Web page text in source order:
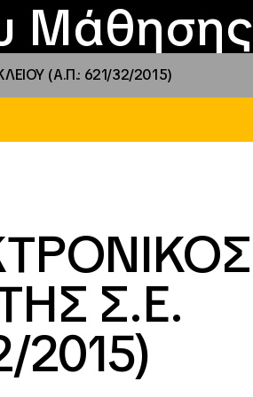
Μάθησης
(Α.Π.: 621/32/2015)
Σ.Ε.
2015)